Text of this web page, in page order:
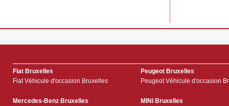
Fiat Bruxelles
Fiat Véhicule d'occasion Bruxelles
Peugeot Bruxelles
Peugeot Véhicule d'occasion
Mercedes-Benz Bruxelles MINI Bruxelles